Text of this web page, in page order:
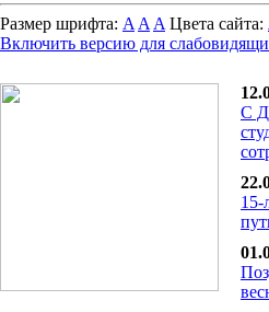
Размер шрифта: A A A Цвета сайта:
Включить версию для
С
15-